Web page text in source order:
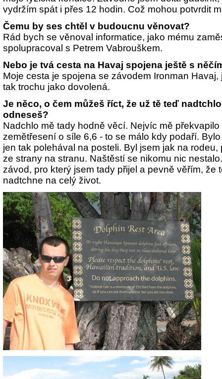
vydržím spát i přes 12 hodin. Což mohou potvrdit
Čemu by ses chtěl v budoucnu věnovat?
Rád bych se věnoval informatice, jako mému
spolupracoval s Petrem Vabrouškem.
Nebo je tvá cesta na Havaj spojena ještě s
Moje cesta je spojena se závodem Ironman
tak trochu jako dovolená.
Je něco, o čem můžeš říct, že už tě teď
odneseš?
Nadchlo mě tady hodně věcí. Nejvíc mě
zemětřesení o síle 6,6 - to se málo kdy podaří.
jen tak polehával na posteli. Byl jsem jak na
ze strany na stranu. Naštěstí se nikomu nic
závod, pro který jsem tady přijel a pevně věřím, že
nadtchne na celý život.